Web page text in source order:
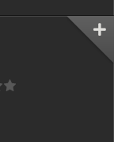
Андрея
у него
закона.
что смерть